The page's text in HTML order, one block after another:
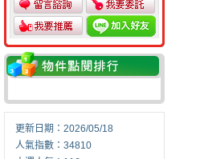
更新日期：2026/05/18
人氣指數：34810